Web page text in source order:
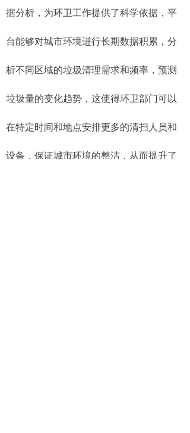
据分析，为环卫工作提供了科学依据，平
台能够对城市环境进行长期数据积累，分
析不同区域的垃圾清理需求和频率，预测
垃圾量的变化趋势，这使得环卫部门可以
在特定时间和地点安排更多的清扫人员和
设备，保证城市环境的整洁，从而提升了